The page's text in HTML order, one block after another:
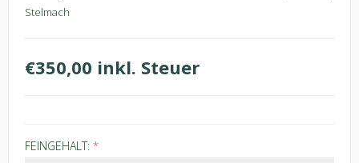
Stelmach
€350,00 inkl. Steuer
FEINGEHALT: *